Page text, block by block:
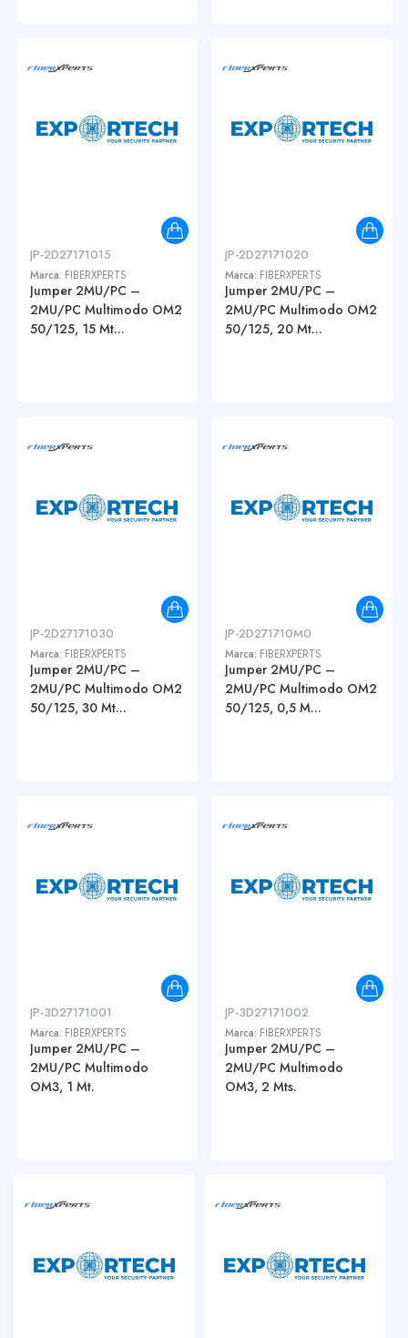
JP-2D27171015
Marca: FIBERXPERTS
Jumper 2MU/PC –
2MU/PC Multimodo OM2
50/125, 15 Mt...
JP-2D27171020
Marca: FIBERXPERTS
Jumper 2MU/PC –
2MU/PC Multimodo OM2
50/125, 20 Mt...
JP-2D27171030
Marca: FIBERXPERTS
Jumper 2MU/PC –
2MU/PC Multimodo OM2
50/125, 30 Mt...
JP-2D271710M0
Marca: FIBERXPERTS
Jumper 2MU/PC –
2MU/PC Multimodo OM2
50/125, 0,5 M...
JP-3D27171001
Marca: FIBERXPERTS
Jumper 2MU/PC –
2MU/PC Multimodo
OM3, 1 Mt.
JP-3D27171002
Marca: FIBERXPERTS
Jumper 2MU/PC –
2MU/PC Multimodo
OM3, 2 Mts.